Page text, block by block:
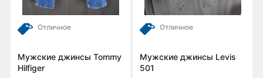
Отличное
Мужские джинсы Tommy
Hilfiger
Отличное
Мужские джинсы Levis
501